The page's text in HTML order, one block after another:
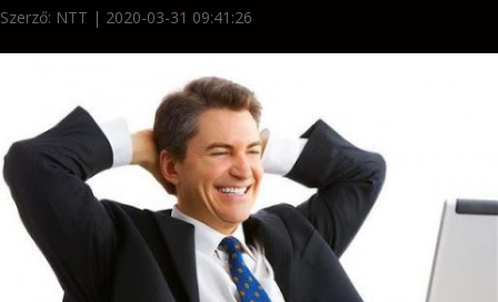
Szerző: NTT | 2020-03-31 09:41:26